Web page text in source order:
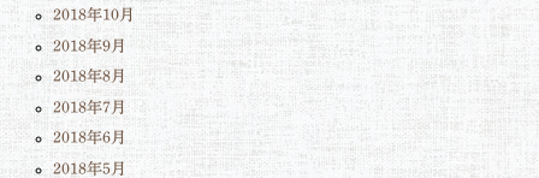
2018年10月
2018年9月
2018年8月
2018年7月
2018年6月
2018年5月